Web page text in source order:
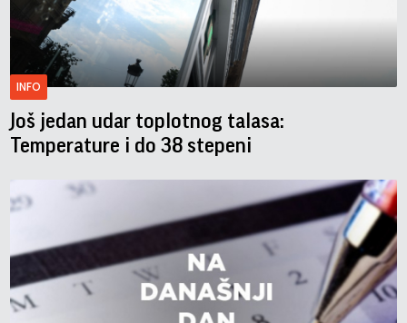
INFO
Još jedan udar toplotnog talasa:
Temperature i do 38 stepeni